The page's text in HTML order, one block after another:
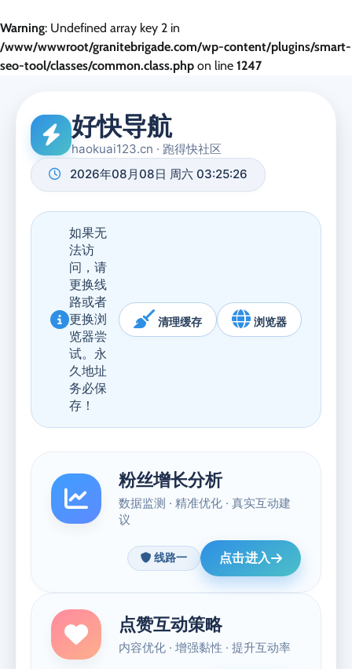
Warning: Undefined array key 2 in
/www/wwwroot/granitebrigade.com/wp-content/plugins/smart-
seo-tool/classes/common.class.php on line 1247